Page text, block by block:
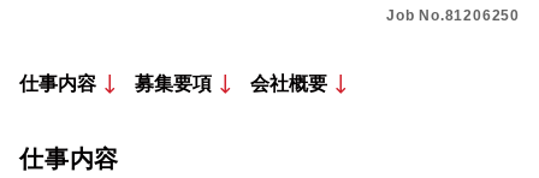
Job No.81206250
仕事内容 募集要項 会社概要
仕事内容